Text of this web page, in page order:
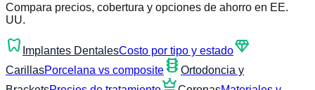
Compara precios, cobertura y opciones de ahorro en EE.
UU.
dentistry Implantes DentalesCosto por tipo y estadodiamond
CarillasPorcelana vs composite orthopedics Ortodoncia y
crown